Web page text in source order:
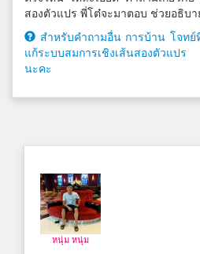
สองตัวแปร พี่โต๋จะมาตอบ ช่วยอธิบา
สำหรับคำถามอื่น การบ้าน โจทย์
แก้ระบบสมการเชิงเส้นสองตัวแป
นะคะ
หนุ่ม หนุ่ม